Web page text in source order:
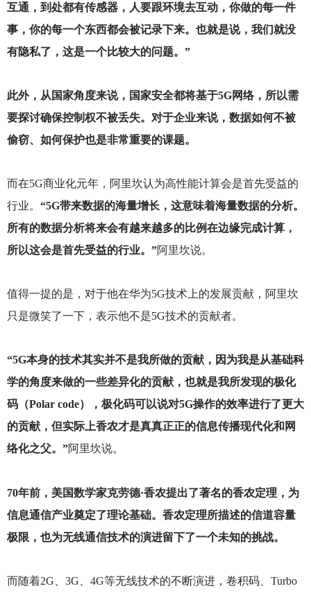
互通，到处都有传感器，人要跟环境去互动，你做的每一件
事，你的每一个东西都会被记录下来。也就是说，我们就没
有隐私了，这是一个比较大的问题。”
此外，从国家角度来说，国家安全都将基于5G网络，所以需
要探讨确保控制权不被丢失。对于企业来说，数据如何不被
偷窃、如何保护也是非常重要的课题。
而在5G商业化元年，阿里坎认为高性能计算会是首先受益的
行业。 “5G带来数据的海量增长，这意味着海量数据的分析。
所有的数据分析将来会有越来越多的比例在边缘完成计算，
所以这会是首先受益的行业。”阿里坎说。
值得一提的是，对于他在华为5G技术上的发展贡献，阿里坎
只是微笑了一下，表示他不是5G技术的贡献者。
“5G本身的技术其实并不是我所做的贡献，因为我是从基础科
学的角度来做的一些差异化的贡献，也就是我所发现的极化
码（Polar code），极化码可以说对5G操作的效率进行了更大
的贡献，但实际上香农才是真真正正的信息传播现代化和网
络化之父。”阿里坎说。
70年前，美国数学家克劳德·香农提出了著名的香农定理，为
信息通信产业奠定了理论基础。香农定理所描述的信道容量
极限，也为无线通信技术的演进留下了一个未知的挑战。
而随着2G、3G、4G等无线技术的不断演进，卷积码、Turbo